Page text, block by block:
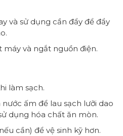
và sử dụng cần đẩy để đẩy
máy và ngắt nguồn điện.
làm sạch.
ấm để lau sạch lưỡi dao
dụng hóa chất ăn mòn.
cần) để vệ sinh kỹ hơn.